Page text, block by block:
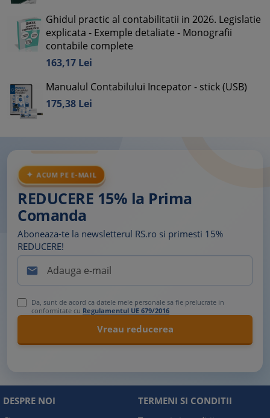
Ghidul practic al contabilitatii in 2026. Legislatie
explicata - Exemple detaliate - Monografii
contabile complete
163,17 Lei
Manualul Contabilului Incepator - stick (USB)
175,38 Lei
ACUM PE E-MAIL
REDUCERE 15% la Prima
Comanda
Aboneaza-te la newsletterul RS.ro si primesti 15%
REDUCERE!

Da, sunt de acord ca datele mele personale sa fie prelucrate in
conformitate cu Regulamentul UE 679/2016
DESPRE NOI
TERMENI SI CONDITII